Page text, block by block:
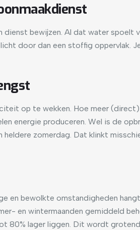
dienst bewijzen. Al dat water
door dan een stoffig oppervlak.
op te wekken. Hoe meer
energie produceren. Wel is de
zomerdag. Dat klinkt
en bewolkte omstandigheden
en wintermaanden gemiddeld
80% lager liggen. Dit wordt